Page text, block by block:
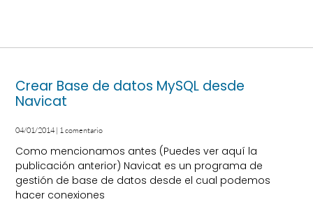
Crear Base de datos MySQL desde
Navicat
04/01/2014 1 comentario
Como mencionamos antes (Puedes ver aquí la
publicación anterior) Navicat es un programa de
gestión de base de datos desde el cual podemos
hacer conexiones